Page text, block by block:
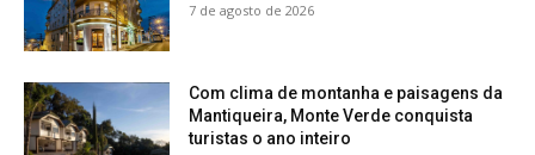
7 de agosto de 2026
Com clima de montanha e paisagens da
Mantiqueira, Monte Verde conquista
turistas o ano inteiro